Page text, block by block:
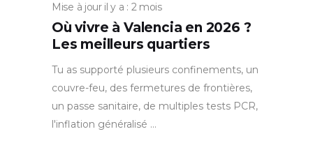
Mise à jour il y a : 2 mois
Où vivre à Valencia en 2026 ?
Les meilleurs quartiers
Tu as supporté plusieurs confinements, un
couvre-feu, des fermetures de frontières,
un passe sanitaire, de multiples tests PCR,
l'inflation généralisé